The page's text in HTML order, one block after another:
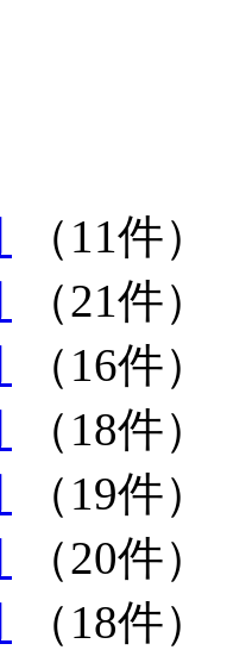
（11件）
（21件）
（16件）
（18件）
（19件）
（20件）
（18件）